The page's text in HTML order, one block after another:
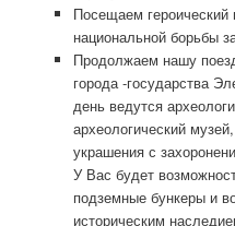
Посещаем
национальной борьбы
Продолжаем нашу
города -государства
день ведутся
археологический
украшения с
У Вас будет
подземные бункеры и
историческим